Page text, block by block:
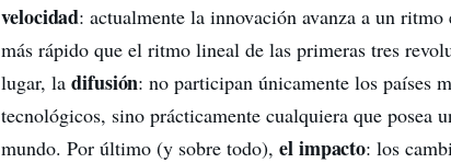
velocidad: actualmente la innovación avanza a un
más rápido que el ritmo lineal de las primeras tres
lugar, ladifusión: no participan únicamente los países
tecnológicos, sino prácticamente cualquiera que posea
mundo. Por último (y sobre todo),el impacto: los